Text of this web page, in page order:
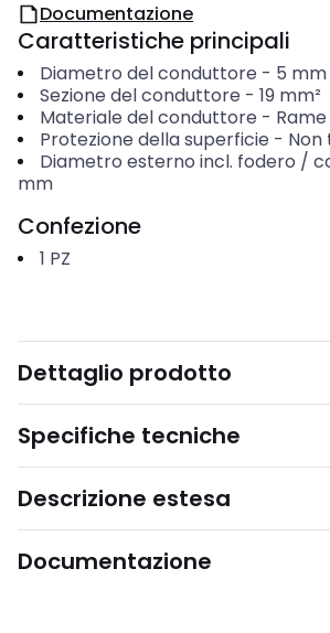
Documentazione
Caratteristiche principali
Diametro del conduttore - 5 mm
Sezione del conduttore - 19 mm²
Materiale del conduttore - Rame
Protezione della superficie -
Diametro esterno incl. fodero /
mm
Confezione
1 PZ
Dettaglio prodotto
Specifiche tecniche
Descrizione estesa
Documentazione